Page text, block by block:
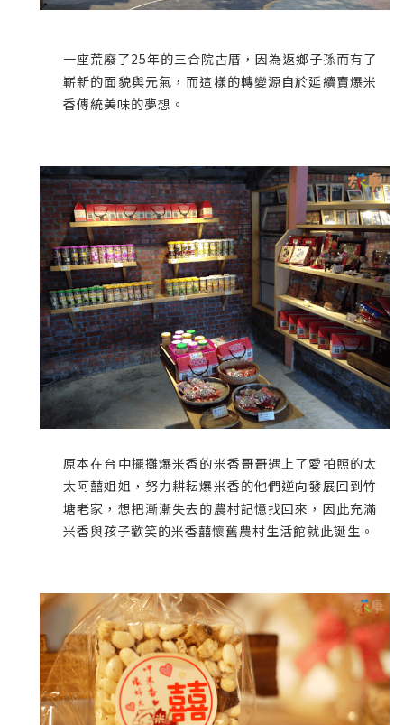
一座荒廢了25年的三合院古厝，因為返鄉子孫而有了
嶄新的面貌與元氣，而這樣的轉變源自於延續賣爆米
香傳統美味的夢想。
原本在台中擺攤爆米香的米香哥哥遇上了愛拍照的太
太阿囍姐姐，努力耕耘爆米香的他們逆向發展回到竹
塘老家，想把漸漸失去的農村記憶找回來，因此充滿
米香與孩子歡笑的米香囍懷舊農村生活館就此誕生。